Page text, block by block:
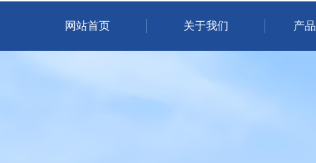
网站首页 关于我们 产